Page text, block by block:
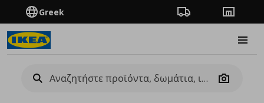
Greek Πορεία παραγγελίας
Camera